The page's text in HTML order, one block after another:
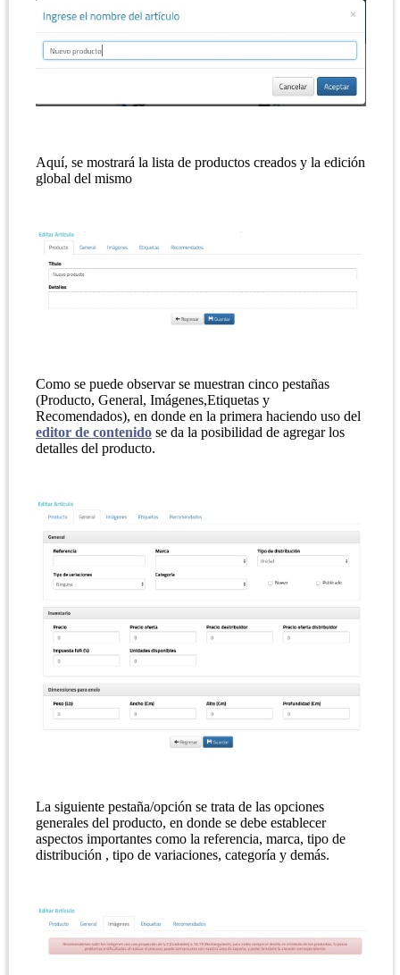
Aquí, se mostrará la lista de productos creados y la edición
global del mismo
Como se puede observar se muestran cinco pestañas
(Producto, General, Imágenes,Etiquetas y
Recomendados), en donde en la primera haciendo uso del
editor de contenido se da la posibilidad de agregar los
detalles del producto.
La siguiente pestaña/opción se trata de las opciones
generales del producto, en donde se debe establecer
aspectos importantes como la referencia, marca, tipo de
distribución , tipo de variaciones, categoría y demás.